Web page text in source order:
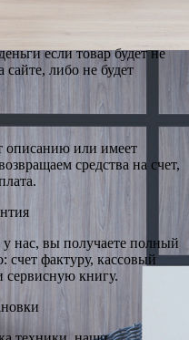
если товар будет не
сайте, либо не будет
описанию или имеет
средства на счет,
нас, вы получаете полный
счет фактуру, кассовый
сервисную книгу.